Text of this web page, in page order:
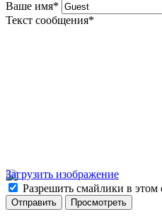
Ваше имя*
Текст сообщения*
Загрузить изображение
Разрешить смайлики в